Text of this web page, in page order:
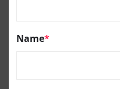
Name*